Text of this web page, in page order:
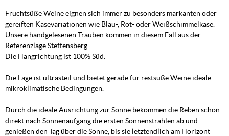
Fruchtsüße Weine eignen sich immer zu besonders markanten oder
gereiften Käsevariationen wie Blau-, Rot- oder Weißschimmelkäse.
Unsere handgelesenen Trauben kommen in diesem Fall aus der
Referenzlage Steffensberg.
Die Hangrichtung ist 100% Süd.
Die Lage ist ultrasteil und bietet gerade für restsüße Weine ideale
mikroklimatische Bedingungen.
Durch die ideale Ausrichtung zur Sonne bekommen die Reben schon
direkt nach Sonnenaufgang die ersten Sonnenstrahlen ab und
genießen den Tag über die Sonne, bis sie letztendlich am Horizont